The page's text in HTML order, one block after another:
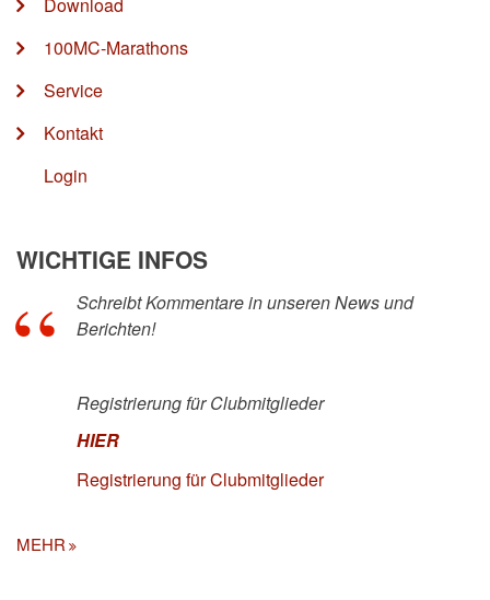
Download
100MC-Marathons
Service
Kontakt
Login
WICHTIGE INFOS
Schreibt Kommentare in unseren News und
Berichten!
Registrierung für Clubmitglieder
HIER
Registrierung für Clubmitglieder
MEHR